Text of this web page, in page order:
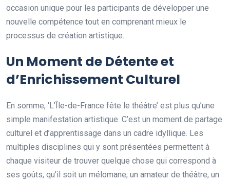
occasion unique pour les participants de développer une
nouvelle compétence tout en comprenant mieux le
processus de création artistique.
Un Moment de Détente et
d’Enrichissement Culturel
En somme, ‘L’Île-de-France fête le théâtre’ est plus qu’une
simple manifestation artistique. C’est un moment de partage
culturel et d’apprentissage dans un cadre idyllique. Les
multiples disciplines qui y sont présentées permettent à
chaque visiteur de trouver quelque chose qui correspond à
ses goûts, qu’il soit un mélomane, un amateur de théâtre, un